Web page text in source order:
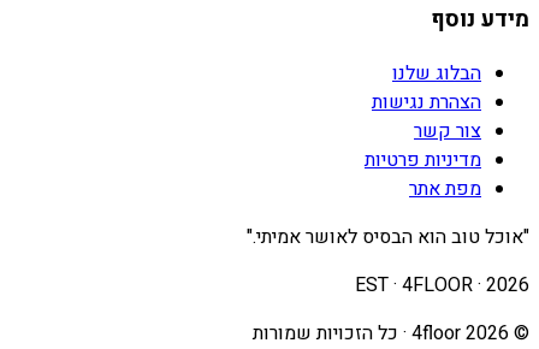
מידע נוסף
הבלוג שלנו
הצהרת נגישות
צור קשר
מדיניות פרטיות
מפת אתר
"אוכל טוב הוא הבסיס לאושר אמיתי."
EST · 4FLOOR · 2026
©
2026